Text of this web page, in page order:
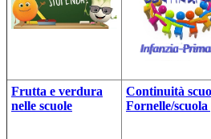
Frutta e verdura
nelle scuole
Continuità
Fornelle/